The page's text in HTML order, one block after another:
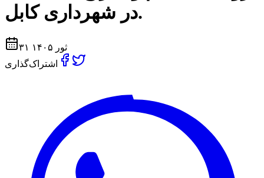
در شهردارى كابل.
۳۱ ثور ۱۴۰۵
اشتراک‌گذاری